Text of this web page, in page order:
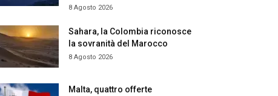
8 Agosto 2026
Sahara, la Colombia riconosce
la sovranità del Marocco
8 Agosto 2026
Malta, quattro offerte